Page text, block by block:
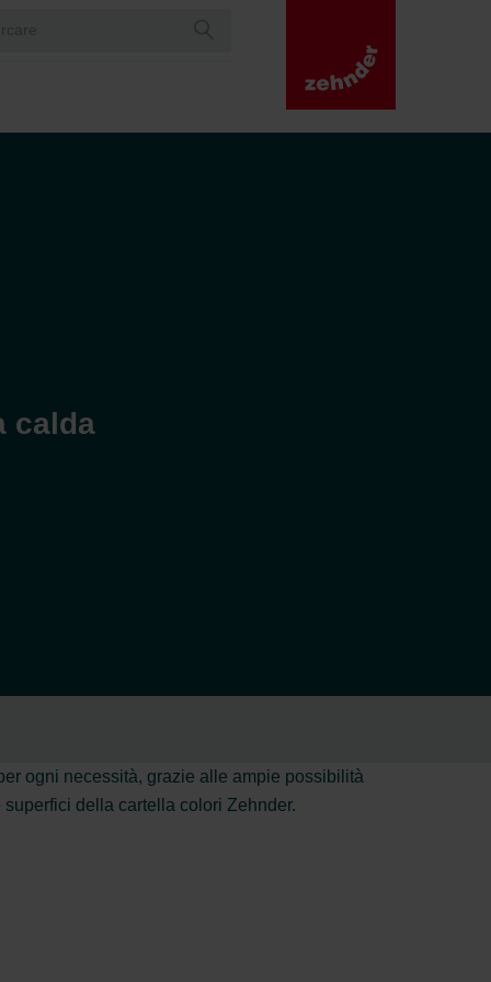
calda
ogni necessità, grazie alle ampie possibilità
della cartella colori Zehnder.